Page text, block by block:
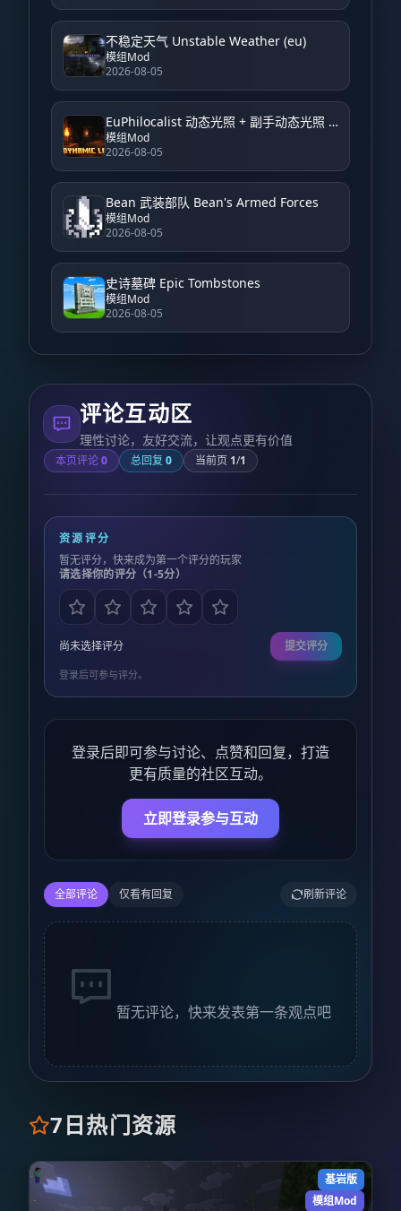
不稳定天气 Unstable Weather (eu)
模组Mod
2026-08-05
EuPhilocalist 动态光照 + 副手动态光照 EuPhilocalist Dynamic Light + Offhand Dynamic Light
模组Mod
2026-08-05
Bean 武装部队 Bean's Armed Forces
模组Mod
2026-08-05
史诗墓碑 Epic Tombstones
模组Mod
2026-08-05
评论互动区
理性讨论，友好交流，让观点更有价值
本页评论0 总回复 0 当前页 1/1
资源评分
暂无评分，快来成为第一个评分的玩家
请选择你的评分（1-5分）
尚未选择评分 提交评分
登录后可参与评分。
登录后即可参与讨论、点赞和回复，打造
更有质量的社区互动。
立即登录参与互动
全部评论 仅看有回复 刷新评论
暂无评论，快来发表第一条观点吧
7日热门资源
基岩版
模组Mod